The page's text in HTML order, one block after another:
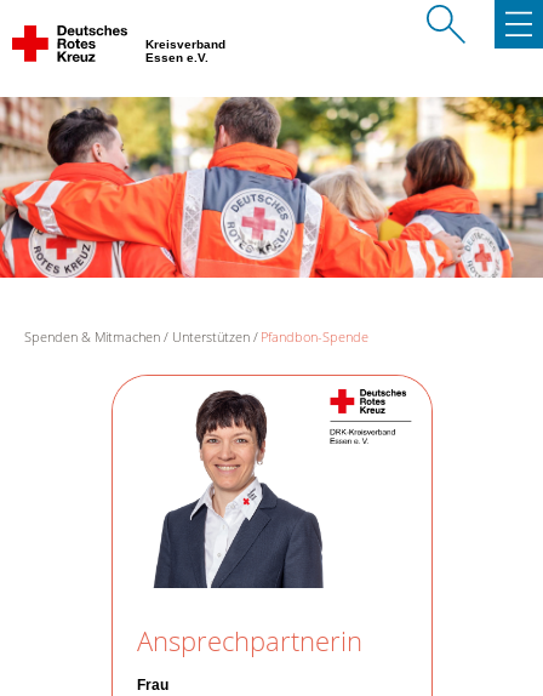
Kreisverband
Essen e.V.
Spenden & Mitmachen Unterstützen Pfandbon-Spende
Ansprechpartnerin
Frau